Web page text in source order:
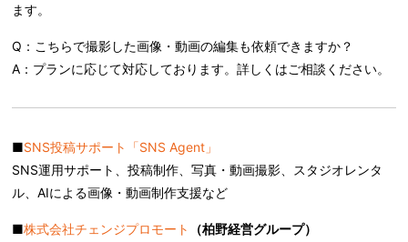
ます。
Q：こちらで撮影した画像・動画の編集も依頼できますか？
A：プランに応じて対応しております。詳しくはご相談ください。
■SNS投稿サポート「SNS Agent」
SNS運用サポート、投稿制作、写真・動画撮影、スタジオレンタ
ル、AIによる画像・動画制作支援など
■株式会社チェンジプロモート
（柏野経営グループ）